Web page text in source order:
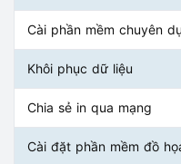
Cài phần mềm chuyên
Khôi phục dữ liệu
Chia sẻ in qua mạng
Cài đặt phần mềm đồ